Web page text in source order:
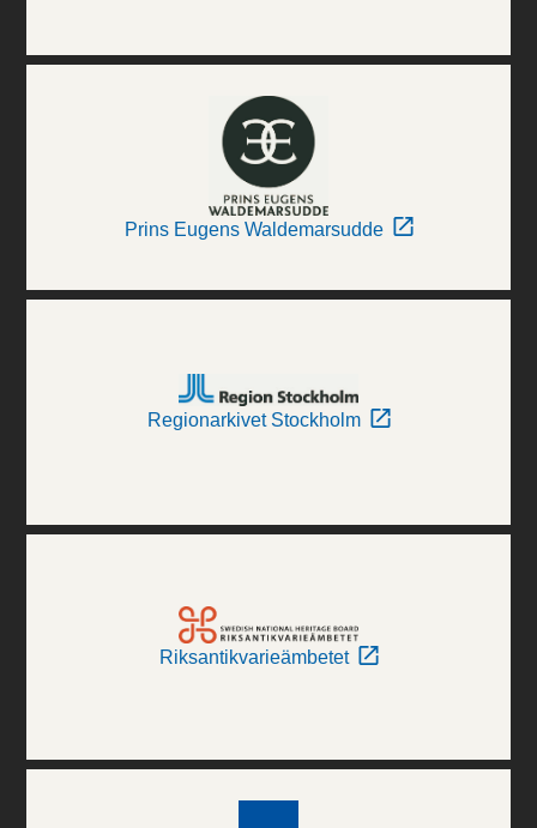
Prins Eugens Waldemarsudde
Regionarkivet Stockholm
Riksantikvarieämbetet